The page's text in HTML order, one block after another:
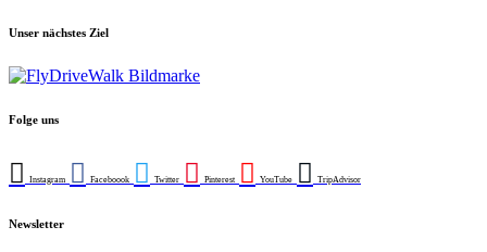
Unser nächstes Ziel
Folge uns
Instagram Faceboook Twitter Pinterest YouTube TripAdvisor
Newsletter